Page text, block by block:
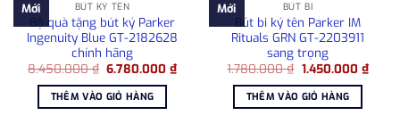
Mới BÚT KÝ TÊN
Bộ quà tặng bút ký Parker
Ingenuity Blue GT-2182628
chính hãng
8.450.000₫ Giá
là:
8.450.000 ₫.
6.780.000₫Giá
hiện
6.780.000 ₫.
THÊM VÀO GIỎ HÀNG
Mới BÚT BI
Bút bi ký tên Parker IM
Rituals GRN GT-2203911
sang trọng
1.780.000₫ Giá
là:
1.780.000 ₫.
1.450.000 ₫Giá
hiện
THÊM VÀO GIỎ HÀNG